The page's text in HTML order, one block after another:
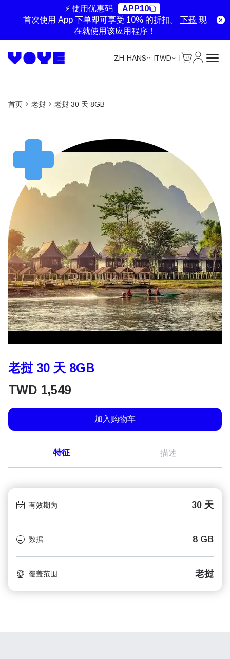
⚡ 使用优惠码
APP10
首次使用 App 下单即可享受 10% 的折扣。 下载 现
在就使用该应用程序！
ZH-HANS TWD
首页 老挝 老挝 30 天 8GB
老挝 30 天 8GB
TWD 1,549
加入购物车
特征 描述
有效期为 30 天
数据 8 GB
覆盖范围 老挝